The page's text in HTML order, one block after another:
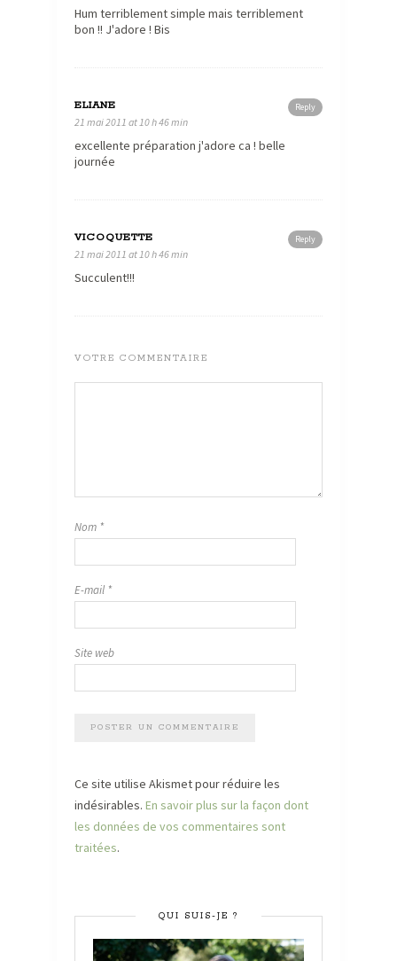
Hum terriblement simple mais terriblement
bon !! J'adore ! Bis
Reply
ELIANE
21 mai 2011 at 10 h 46 min
excellente préparation j'adore ca ! belle
journée
Reply
VICOQUETTE
21 mai 2011 at 10 h 46 min
Succulent!!!
VOTRE COMMENTAIRE
Nom *
E-mail *
Site web
Ce site utilise Akismet pour réduire les
indésirables. En savoir plus sur la façon dont
les données de vos commentaires sont
traitées.
QUI SUIS-JE ?